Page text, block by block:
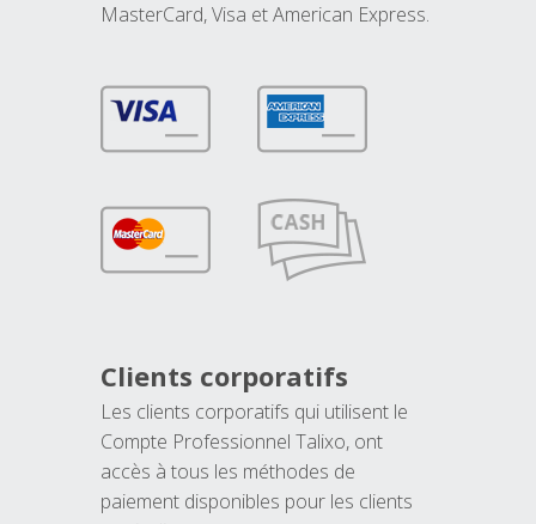
MasterCard, Visa et American Express.
Clients corporatifs
Les clients corporatifs qui utilisent le
Compte Professionnel Talixo, ont
accès à tous les méthodes de
paiement disponibles pour les clients